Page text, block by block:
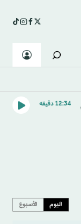
12:34 دقيقه
اليوم الأسبوع